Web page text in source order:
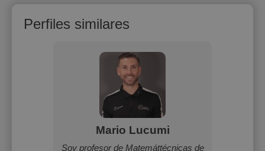
Perfiles similares
Mario Lucumi
Soy profesor de Matemáttécnicas de